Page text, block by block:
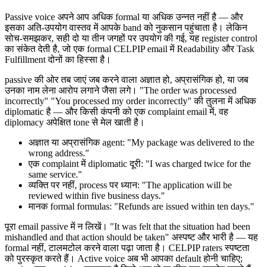
Passive voice अपने आप अधिक formal या अधिक उन्नत नहीं है — और
इसका अति-उपयोग वास्तव में आपके band को नुकसान पहुंचाता है। लेकिन
सोच-समझकर, सही दो या तीन जगहों पर उपयोग की गई, यह register control
का संकेत देती है, जो एक formal CELPIP email में Readability और Task
Fulfillment दोनों का हिस्सा है।
passive की ओर तब जाएं जब करने वाला अज्ञात हो, अप्रासंगिक हो, या जब
उनका नाम लेना आरोप लगाने जैसा लगे। "The order was processed
incorrectly" "You processed my order incorrectly" की तुलना में अधिक
diplomatic है — और किसी कंपनी को एक complaint email में, वह
diplomacy अपेक्षित tone से मेल खाती है।
अज्ञात या अप्रासंगिक agent: "My package was delivered to the
wrong address."
एक complaint में diplomatic दूरी: "I was charged twice for the
same service."
व्यक्ति पर नहीं, process पर ध्यान: "The application will be
reviewed within five business days."
मानक formal formulas: "Refunds are issued within ten days."
पूरा email passive में न लिखें। "It was felt that the situation had been
mishandled and that action should be taken" अस्पष्ट और भारी है — यह
formal नहीं, टालमटोल करने वाला पढ़ा जाता है। CELPIP raters स्पष्टता
को पुरस्कृत करते हैं। Active voice अब भी आपका default होनी चाहिए;